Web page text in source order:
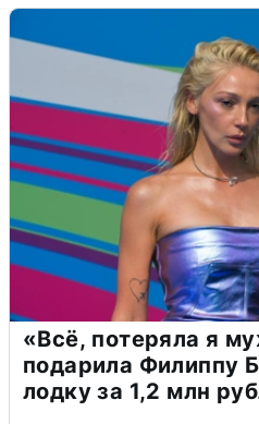
«Всё, потеряла я
подарила Филиппу
лодку за 1,2 млн